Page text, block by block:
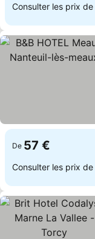
Consulter les prix de
De 57 €
Consulter les prix de